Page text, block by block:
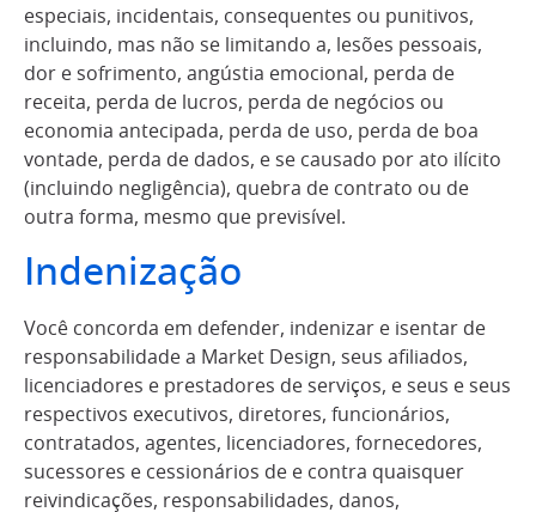
especiais, incidentais, consequentes ou punitivos,
incluindo, mas não se limitando a, lesões pessoais,
dor e sofrimento, angústia emocional, perda de
receita, perda de lucros, perda de negócios ou
economia antecipada, perda de uso, perda de boa
vontade, perda de dados, e se causado por ato ilícito
(incluindo negligência), quebra de contrato ou de
outra forma, mesmo que previsível.
Indenização
Você concorda em defender, indenizar e isentar de
responsabilidade a Market Design, seus afiliados,
licenciadores e prestadores de serviços, e seus e seus
respectivos executivos, diretores, funcionários,
contratados, agentes, licenciadores, fornecedores,
sucessores e cessionários de e contra quaisquer
reivindicações, responsabilidades, danos,